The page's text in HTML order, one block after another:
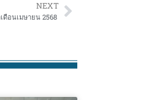
NEXT
อนเมษายน 2568